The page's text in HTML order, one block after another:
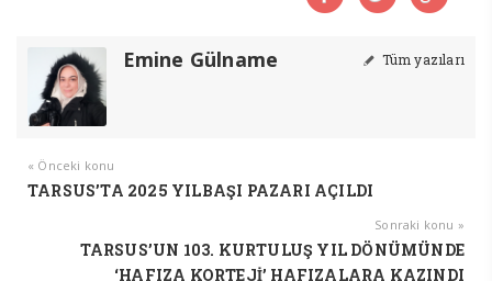
Emine Gülname Tüm yazıları
« Önceki konu
TARSUS’TA 2025 YILBAŞI PAZARI AÇILDI
Sonraki konu »
TARSUS’UN 103. KURTULUŞ YIL DÖNÜMÜNDE
‘HAFIZA KORTEJİ’ HAFIZALARA KAZINDI